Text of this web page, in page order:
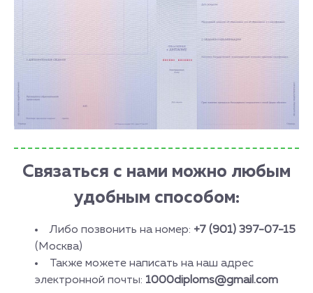
Связаться с нами можно любым
удобным способом:
Либо позвонить на номер: +7 (901) 397-07-15
(Москва)
Также можете написать на наш адрес
электронной почты: 1000diploms@gmail.com